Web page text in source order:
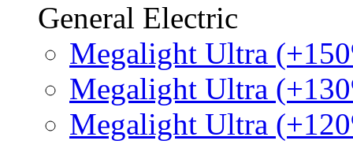
General Electric
Megalight Ultra
Megalight Ultra
Megalight Ultra